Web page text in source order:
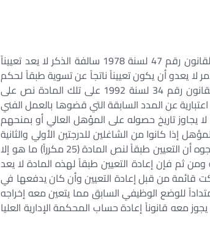
ومن حيث إن المادة تعيين العامل طبقاً لحكم المادة (25 مكرراً) من القانون رقم 47 لسنة 1978 سالفة الذكر لا يعد تعييناً
لا يعدو أن يكون تعييناً ناتجاً عن تسوية طبقاً لحكم
المادة (25 مكرراً)، وليس أول على ذلك من أن التعديل الذي جاء به القانون رقم 34 لسنة 1992 على تلك المادة نص على
عن المدد السابقة التي قضوها بالعمل الفني
يجاوز تاريخ حصوله على المؤهل العالي أو بمنحهم
إذا كانوا من الشاغلين للدرجتين الأولي والثانية
من مجموعة الوظائف الفنية أو المكتبية بما يستفاد منه من جميع الوجوه أن التعيين طبقاً لنص المادة (25 مكرراً) ما هو إلا
ثم فإن إعادة التعيين طبقاً لهذه المادة لا يعد
قائمة من قبل إعادة التعيين وأن كان يدفعها في
للوضع الوظيفي السابق مما يتعين معه إخراجه
معه قانوناً إعادة حساب المحكمة الإدارية العليا